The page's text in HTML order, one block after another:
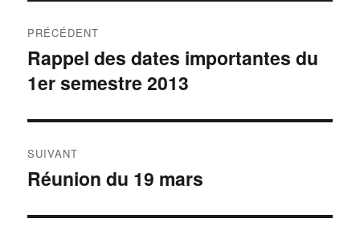
de
l’article
PRÉCÉDENT
Publication
précédente :
Rappel des dates importantes du
1er semestre 2013
SUIVANT
Publication
Réunion du 19 mars